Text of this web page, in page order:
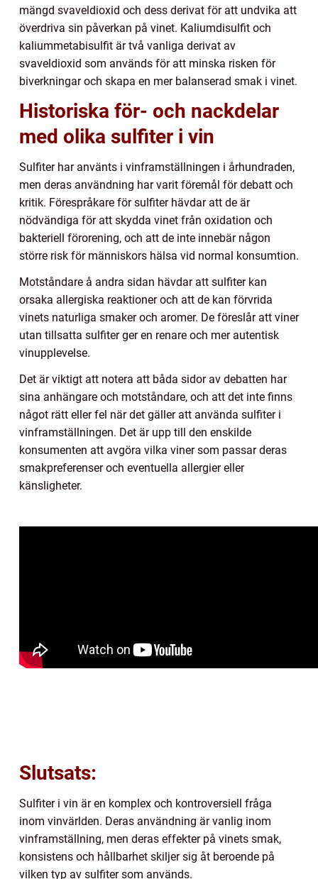
mängd svaveldioxid och dess derivat för att undvika att
överdriva sin påverkan på vinet. Kaliumdisulfit och
kaliummetabisulfit är två vanliga derivat av
svaveldioxid som används för att minska risken för
biverkningar och skapa en mer balanserad smak i vinet.
Historiska för- och nackdelar
med olika sulfiter i vin
Sulfiter har använts i vinframställningen i århundraden,
men deras användning har varit föremål för debatt och
kritik. Förespråkare för sulfiter hävdar att de är
nödvändiga för att skydda vinet från oxidation och
bakteriell förorening, och att de inte innebär någon
större risk för människors hälsa vid normal konsumtion.
Motståndare å andra sidan hävdar att sulfiter kan
orsaka allergiska reaktioner och att de kan förvrida
vinets naturliga smaker och aromer. De föreslår att viner
utan tillsatta sulfiter ger en renare och mer autentisk
vinupplevelse.
Det är viktigt att notera att båda sidor av debatten har
sina anhängare och motståndare, och att det inte finns
något rätt eller fel när det gäller att använda sulfiter i
vinframställningen. Det är upp till den enskilde
konsumenten att avgöra vilka viner som passar deras
smakpreferenser och eventuella allergier eller
känsligheter.
Slutsats:
Sulfiter i vin är en komplex och kontroversiell fråga
inom vinvärlden. Deras användning är vanlig inom
vinframställning, men deras effekter på vinets smak,
konsistens och hållbarhet skiljer sig åt beroende på
vilken typ av sulfiter som används.